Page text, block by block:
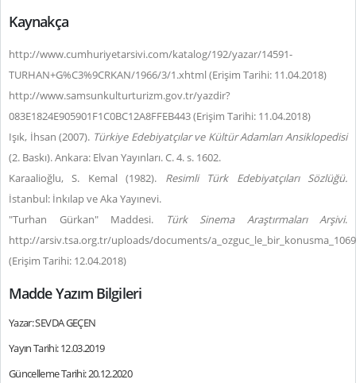
Kaynakça
http://www.cumhuriyetarsivi.com/katalog/192/yazar/14591-
TURHAN+G%C3%9CRKAN/1966/3/1.xhtml (Erişim Tarihi: 11.04.2018)
http://www.samsunkulturturizm.gov.tr/yazdir?
083E1824E905901F1C0BC12A8FFEB443 (Erişim Tarihi: 11.04.2018)
Işık, İhsan (2007). Türkiye Edebiyatçılar ve Kültür Adamları Ansiklopedisi
(2. Baskı). Ankara: Elvan Yayınları. C. 4. s. 1602.
Karaalioğlu, S. Kemal (1982). Resimli Türk Edebiyatçıları Sözlüğü.
İstanbul: İnkılap ve Aka Yayınevi.
"Turhan Gürkan" Maddesi.
Türk Sinema Araştırmaları Arşivi.
http://arsiv.tsa.org.tr/uploads/documents/
(Erişim Tarihi: 12.04.2018)
Madde Yazım Bilgileri
Yazar: SEVDA GEÇEN
Yayın Tarihi: 12.03.2019
Güncelleme Tarihi: 20.12.2020